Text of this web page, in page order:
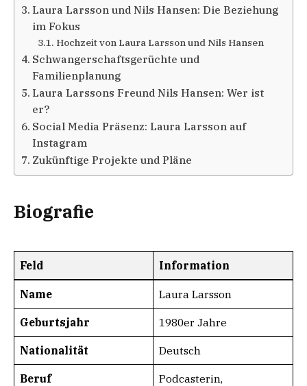
Laura Larsson und Nils Hansen: Die Beziehung
im Fokus
Hochzeit von Laura Larsson und Nils Hansen
Schwangerschaftsgerüchte und
Familienplanung
Laura Larssons Freund Nils Hansen: Wer ist
er?
Social Media Präsenz: Laura Larsson auf
Instagram
Zukünftige Projekte und Pläne
Biografie
Feld Information
Name Laura Larsson
Geburtsjahr 1980er Jahre
Nationalität Deutsch
Beruf
Podcasterin,